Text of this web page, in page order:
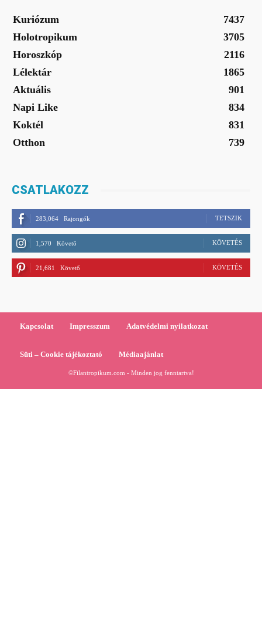
Kuriózum
7437
Holotropikum
3705
Horoszkóp
2116
Lélektár
1865
Aktuális
901
Napi Like
834
Koktél
831
Otthon
739
CSATLAKOZZ
283,064 Rajongók TETSZIK
1,570 Követő KÖVETÉS
21,681 Követő KÖVETÉS
Kapcsolat Impresszum Adatvédelmi nyilatkozat
Süti – Cookie tájékoztató Médiaajánlat
©Filantropikum.com - Minden jog fenntartva!